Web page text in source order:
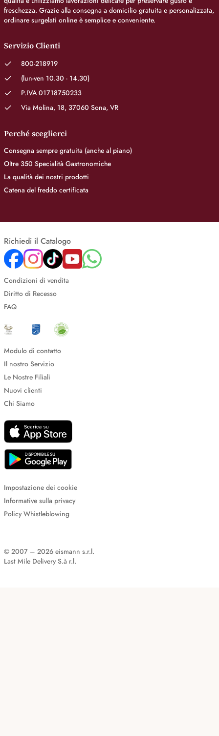
freschezza. Grazie alla consegna a domicilio gratuita e personalizzata,
ordinare surgelati online è semplice e conveniente.
Servizio Clienti
800-218919
(lun-ven 10.30 - 14.30)
P.IVA 01718750233
Via Molina, 18, 37060 Sona, VR
Perché sceglierci
Consegna sempre gratuita (anche al piano)
Oltre 350 Specialità Gastronomiche
La qualità dei nostri prodotti
Catena del freddo certificata
Richiedi il Catalogo
Condizioni di vendita
Diritto di Recesso
FAQ
Modulo di contatto
Il nostro Servizio
Le Nostre Filiali
Nuovi clienti
Chi Siamo
Impostazione dei cookie
Informative sulla privacy
Policy Whistleblowing
© 2007 – 2026 eismann s.r.l.
Last Mile Delivery S.à r.l.